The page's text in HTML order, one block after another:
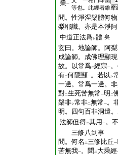
業一
等也。此經者維摩
問。性淨涅槃體何
梨耶識。亦是本淨
中道正法爲レ體 矣
玄曰。地論師。阿
成論師。成佛理顯
故。以常爲二經宗一
有二何隱顯一。若以 レ
一邊。常爲一邊。
對二生死苦無常一明 二
槃非レ常非二無常一。
明。四句百非洞遣
法師但得二其用 一。不
三修八到事
問。何名 二三修比丘一
苦無我一。聞 二 大乘經